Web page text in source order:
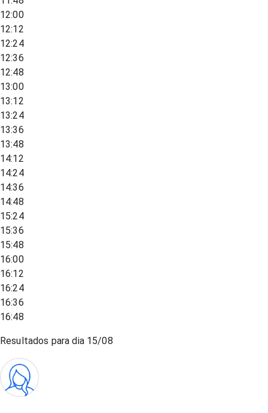
12:00
12:12
12:24
12:36
12:48
13:00
13:12
13:24
13:36
13:48
14:12
14:24
14:36
14:48
15:24
15:36
15:48
16:00
16:12
16:24
16:36
16:48
Resultados para dia 15/08